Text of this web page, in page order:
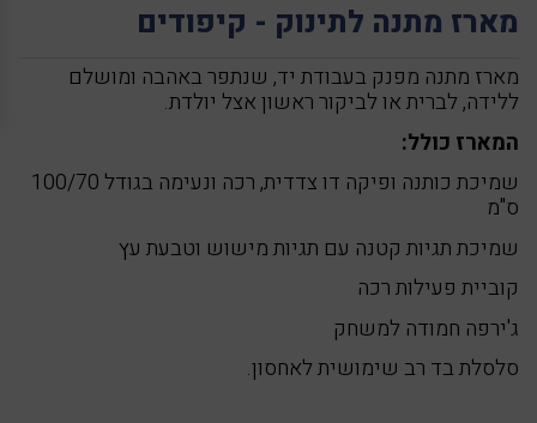
מארז מתנה לתינוק - קיפודים
מארז מתנה מפנק בעבודת יד, שנתפר באהבה ומושלם
ללידה, לברית או לביקור ראשון אצל יולדת.
המארז כולל:
שמיכת כותנה ופיקה דו צדדית, רכה ונעימה בגודל 100/70
ס"מ
שמיכת תגיות קטנה עם תגיות מישוש וטבעת עץ
קוביית פעילות רכה
ג'ירפה חמודה למשחק
סלסלת בד רב שימושית לאחסון.